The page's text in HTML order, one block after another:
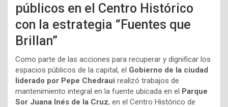
públicos en el Centro Histórico
con la estrategia “Fuentes que
Brillan”
Como parte de las acciones para recuperar y dignificar los
espacios públicos de la capital, el Gobierno de la ciudad
liderado por Pepe Chedraui realizó trabajos de
mantenimiento integral en la fuente ubicada en el Parque
Sor Juana Inés de la Cruz, en el Centro Histórico de